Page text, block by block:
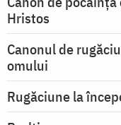
Hristos
Canonul de
omului
Rugăciune la